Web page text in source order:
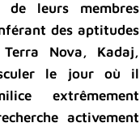
leurs membres
des aptitudes
Nova, Kadaj,
le jour où il
extrêmement
activement